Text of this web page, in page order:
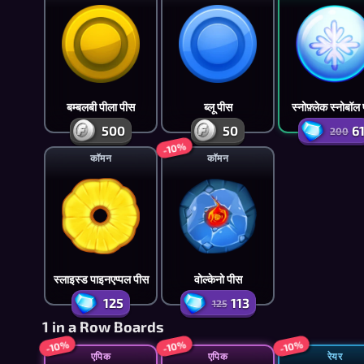
बम्बलबी पीला पीस
500
ब्लू पीस
50
स्नोफ़्लेक स्नोबॉल
200 61
कॉमन
स्लाइस्ड पाइनएप्पल पीस
125
कॉमन
वोल्केनो पीस
125 113
-10%
1 in a Row Boards
एपिक
-10%
एपिक
-10%
रेयर
-10%